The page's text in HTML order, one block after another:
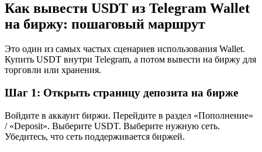
Как вывести USDT из Telegram Wallet
на биржу: пошаговый маршрут
Это один из самых частых сценариев использования Wallet.
Купить USDT внутри Telegram, а потом вывести на биржу для
торговли или хранения.
Шаг 1: Открыть страницу депозита на бирже
Войдите в аккаунт биржи. Перейдите в раздел «Пополнение»
/ «Deposit». Выберите USDT. Выберите нужную сеть.
Убедитесь, что сеть поддерживается биржей.